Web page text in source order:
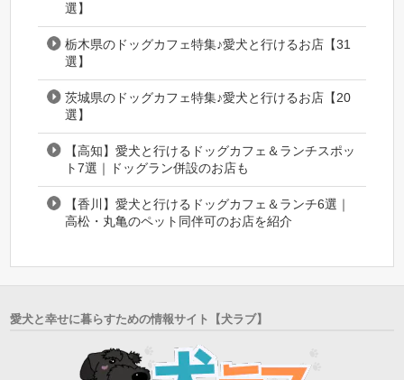
選】
栃木県のドッグカフェ特集♪愛犬と行けるお店【31
選】
茨城県のドッグカフェ特集♪愛犬と行けるお店【20
選】
【高知】愛犬と行けるドッグカフェ＆ランチスポッ
ト7選｜ドッグラン併設のお店も
【香川】愛犬と行けるドッグカフェ＆ランチ6選｜
高松・丸亀のペット同伴可のお店を紹介
愛犬と幸せに暮らすための情報サイト【犬ラブ】